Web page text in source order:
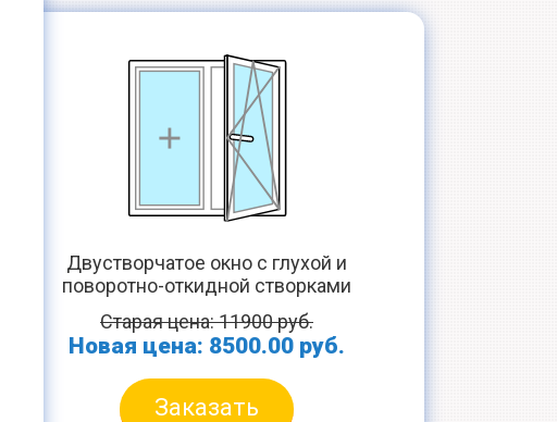
Двустворчатое окно с глухой и
поворотно-откидной створками
Старая цена: 11900 руб.
Новая цена: 8500.00 руб.
Заказать